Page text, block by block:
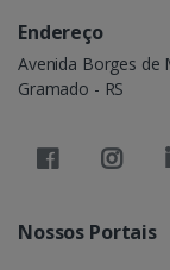
Endereço
Avenida Borges de
Gramado - RS
Nossos Portais